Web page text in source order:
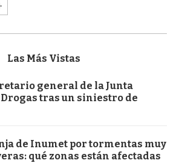
Las Más Vistas
general de la Junta
tras un siniestro de
de Inumet por tormentas muy
qué zonas están afectadas